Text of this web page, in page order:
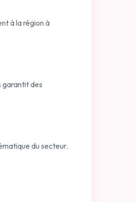
à la région à
garantit des
du secteur.